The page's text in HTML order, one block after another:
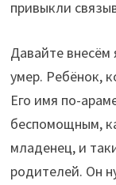
привыкли
Давайте
умер. Ребёнок,
Его имя по-
беспомощным,
младенец, и
родителей. Он